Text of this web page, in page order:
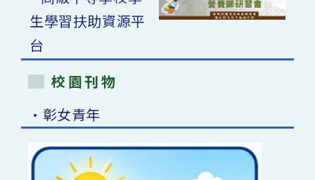
校園刊物
•彰女青年